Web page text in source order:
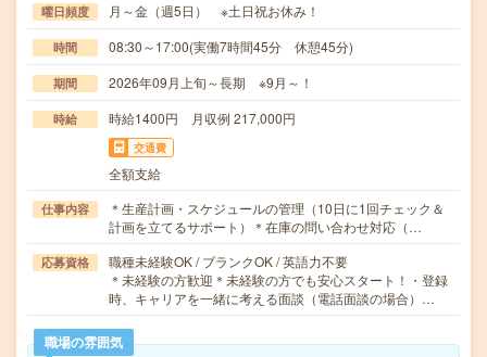
曜日頻度 月～金（週5日） ※土日祝お休み！
時間 08:30～17:00(実働7時間45分 休憩45分)
期間 2026年09月上旬～長期 ※9月～！
時給 時給1400円 月収例 217,000円
交通費
全額支給
仕事内容
＊生産計画・スケジュールの管理（10日に1回チェック＆
計画を立てるサポート）＊在庫の問い合わせ対応（…
応募資格
職種未経験OK / ブランクOK / 英語力不要
＊未経験の方歓迎＊未経験の方でも安心スタート！・登録
時、キャリアを一緒に考える面談（電話面談の場合）…
職場の雰囲気